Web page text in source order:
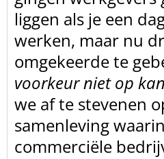
liggen als je een
werken, maar nu
omgekeerde te
voorkeur niet op
we af te stevenen
samenleving
commerciële